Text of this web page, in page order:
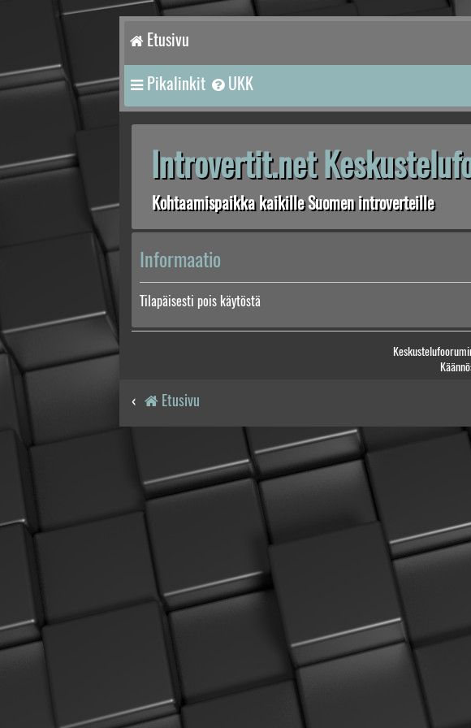
Etusivu
Pikalinkit UKK
Introvertit.net
Kohtaamispaikka kaikille Suomen introverteille
Informaatio
Tilapäisesti pois käytöstä
Etusivu